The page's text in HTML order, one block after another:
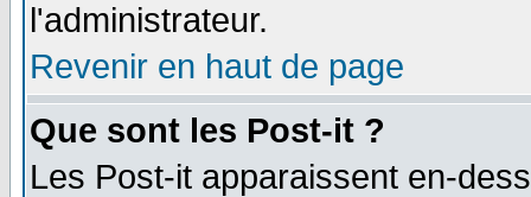
l'administrateur.
Revenir en haut de page
Que sont les Post-it ?
Les Post-it apparaissent en-